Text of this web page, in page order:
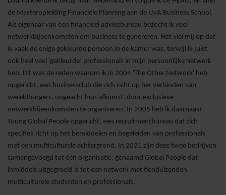
de Masteropleiding Financiële Planning aan de UvA Business School.
Als eigenaar van een financieel adviesbureau bezocht ik veel
netwerkbijeenkomsten om business te genereren. Het viel mij op dat
ik vaak de enige gekleurde persoon in de kamer was, terwijl ik juist
ook heel veel ‘gekleurde’ professionals in mijn persoonlijke netwerk
heb. Dit was de reden waarom ik in 2004 'The Other Network' heb
opgericht, een businessclub die zich richt op het verbinden van
wereldburgers, ongeacht hun afkomst, door exclusieve
netwerkbijeenkomsten te organiseren. In 2005 heb ik daarnaast
Young Global People opgericht, een recruitmentbureau dat zich
specifiek richt op het bemiddelen en begeleiden van professionals
met een multiculturele achtergrond. In 2021 zijn deze twee bedrijven
samengevoegd tot één organisatie, genaamd Global People dat
inmiddels uitgegroeid is tot een netwerk met tienduizenden
multiculturele studenten en professionals.